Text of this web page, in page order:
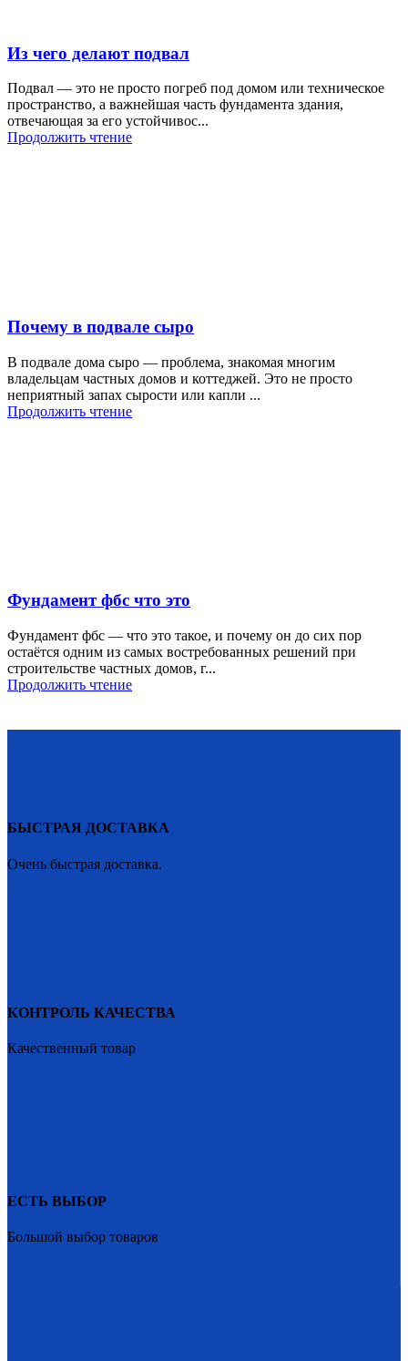
Из чего делают подвал
Подвал — это не просто погреб под домом или техническое
пространство, а важнейшая часть фундамента здания,
отвечающая за его устойчивос...
Продолжить чтение
Почему в подвале сыро
В подвале дома сыро — проблема, знакомая многим
владельцам частных домов и коттеджей. Это не просто
неприятный запах сырости или капли ...
Продолжить чтение
Фундамент фбс что это
Фундамент фбс — что это такое, и почему он до сих пор
остаётся одним из самых востребованных решений при
строительстве частных домов, г...
Продолжить чтение
БЫСТРАЯ ДОСТАВКА
Очень быстрая доставка.
КОНТРОЛЬ КАЧЕСТВА
Качественный товар
ЕСТЬ ВЫБОР
Большой выбор товаров